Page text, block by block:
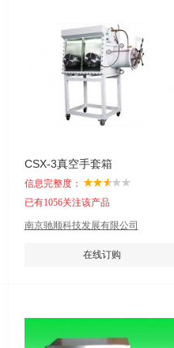
CSX-3真空手套箱
信息完整度：
已有1056关注该产品
南京驰顺科技发展有限公司
在线订购